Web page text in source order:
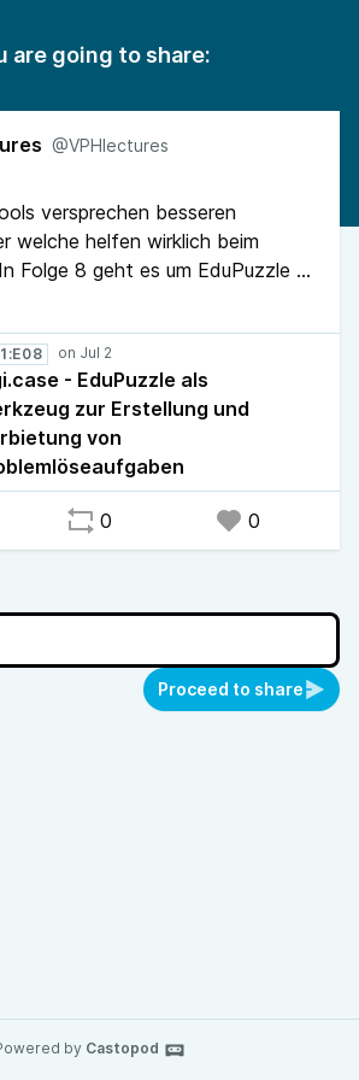
are going to share:
@VPHlectures
versprechen besseren
welche helfen wirklich beim
Folge 8 geht es um EduPuzzle –
Übungen sinnvoll
mit Wiederholung,
und echtem
📈
- EduPuzzle als
zur Erstellung und
von
0 0
Proceed to share
by Castopod